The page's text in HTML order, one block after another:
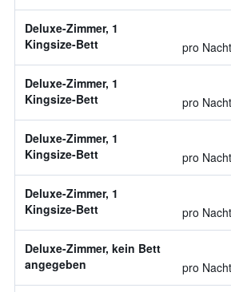
Deluxe-Zimmer, 1
Kingsize-Bett
pro
Deluxe-Zimmer, 1
Kingsize-Bett
pro
Deluxe-Zimmer, 1
Kingsize-Bett
pro
Deluxe-Zimmer, 1
Kingsize-Bett
pro
Deluxe-Zimmer, kein Bett
angegeben
pro